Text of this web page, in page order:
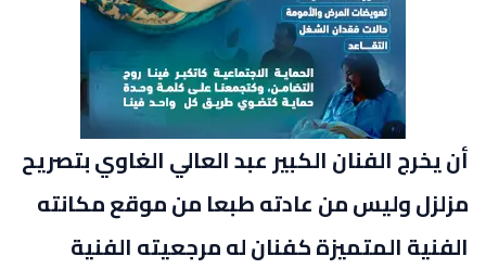
أن يخرج الفنان الكبير عبد العالي الغاوي بتصريح
مزلزل وليس من عادته طبعا من موقع مكانته
الفنية المتميزة كفنان له مرجعيته الفنية